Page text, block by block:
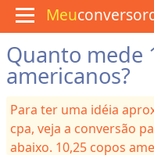
M
e
n
C
u
l
i
Meu
Quanto mede
americanos?
Para ter uma idéia
cpa, veja a conversão
abaixo. 10,25 copos